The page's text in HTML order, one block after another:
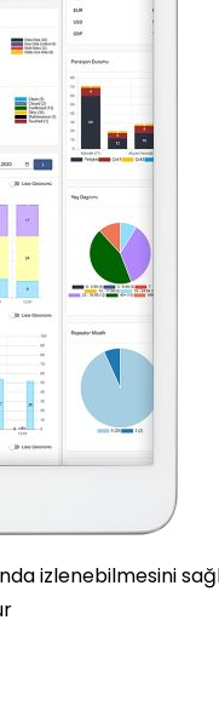
izlenebilmesini